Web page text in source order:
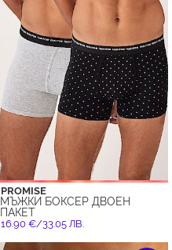
PROMISE
МЪЖКИ БОКСЕР ДВОЕН
ПАКЕТ
16.90 €/33.05 ЛВ.